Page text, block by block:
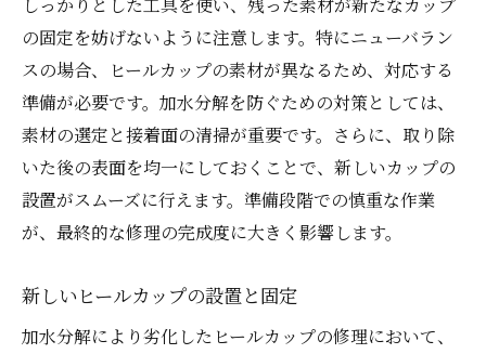
の固定を妨げないように注意します。特にニューバラン
スの場合、ヒールカップの素材が異なるため、対応する
準備が必要です。加水分解を防ぐための対策としては、
素材の選定と接着面の清掃が重要です。さらに、取り除
いた後の表面を均一にしておくことで、新しいカップの
設置がスムーズに行えます。準備段階での慎重な作業
が、最終的な修理の完成度に大きく影響します。
新しいヒールカップの設置と固定
加水分解により劣化したヒールカップの修理において、